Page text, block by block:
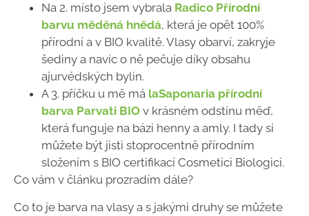
Na 2. místo jsem vybrala Radico Přírodní
barvu měděná hnědá, která je opět 100%
přírodní a v BIO kvalitě. Vlasy obarví, zakryje
šediny a navíc o ně pečuje díky obsahu
ajurvédských bylin.
A 3. příčku u mě má laSaponaria přírodní
barva Parvati BIO v krásném odstínu měď,
která funguje na bázi henny a amly. I tady si
můžete být jisti stoprocentně přírodním
složením s BIO certifikací Cosmetici Biologici.
Co vám v článku prozradím dále?
Co to je barva na vlasy a s jakými druhy se můžete